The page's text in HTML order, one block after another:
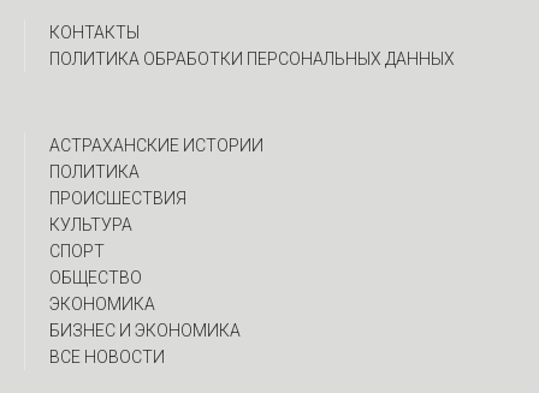
КОНТАКТЫ
ПОЛИТИКА ОБРАБОТКИ ПЕРСОНАЛЬНЫХ ДАННЫХ
АСТРАХАНСКИЕ ИСТОРИИ
ПОЛИТИКА
ПРОИСШЕСТВИЯ
КУЛЬТУРА
СПОРТ
ОБЩЕСТВО
ЭКОНОМИКА
БИЗНЕС И ЭКОНОМИКА
ВСЕ НОВОСТИ